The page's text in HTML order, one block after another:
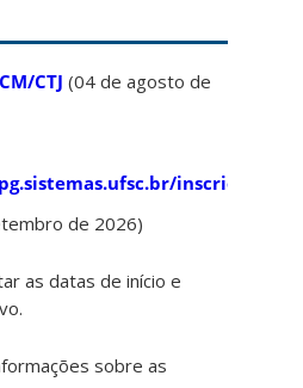
CTJ (04 de agosto de
inscricao
de 2026)
as datas de início e
sobre as